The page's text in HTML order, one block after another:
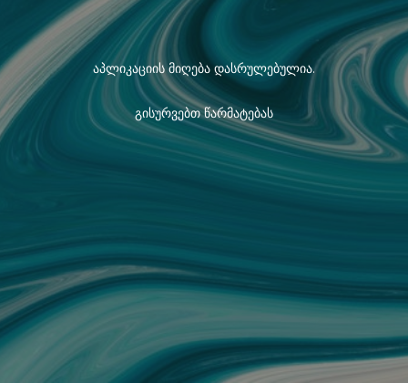
აპლიკაციის მიღება დასრულებულია.
გისურვებთ წარმატებას